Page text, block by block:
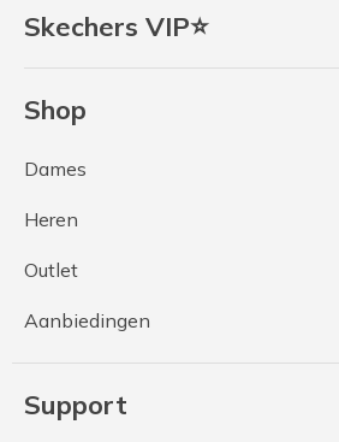
Skechers VIP⭐
Shop
Dames
Heren
Outlet
Aanbiedingen
Support